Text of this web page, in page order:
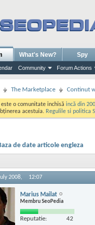
Community Forum Actions
What's New? Spy
The Marketplace Continut
este o comunitate inchisă incă din
acestuia. Regulile si politica
de date articole engleza
2008, 12:07
Marius Mailat
Membru SeoPedia
Reputatie: 42